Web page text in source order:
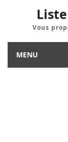
Vous
MENU